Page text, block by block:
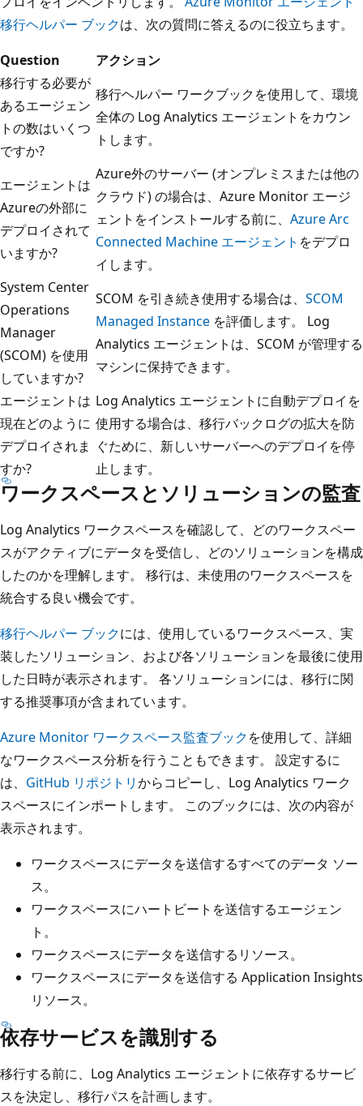
移行ヘルパー ブックは、次の質問に答えるのに役立ちます。
Question
アクション
移行する必要が
あるエージェン
トの数はいくつ
ですか?
移行ヘルパー ワークブックを使用して、環境
全体の Log Analytics エージェントをカウン
トします。
エージェントは
Azureの外部に
デプロイされて
いますか?
Azure外のサーバー (オンプレミスまたは他の
クラウド) の場合は、Azure Monitor エージ
ェントをインストールする前に、 Azure Arc
Connected Machine エージェント をデプロ
イします。
System Center
Operations
Manager
(SCOM) を使用
していますか?
SCOM を引き続き使用する場合は、 SCOM
Managed Instance を評価します。 Log
Analytics エージェントは、SCOM が管理する
マシンに保持できます。
エージェントは
現在どのように
デプロイされま
すか?
Log Analytics エージェントに自動デプロイを
使用する場合は、移行バックログの拡大を防
ぐために、新しいサーバーへのデプロイを停
止します。
ワークスペースとソリューションの監査
Log Analytics ワークスペースを確認して、どのワークスペー
スがアクティブにデータを受信し、どのソリューションを構成
したのかを理解します。 移行は、未使用のワークスペースを
統合する良い機会です。
移行ヘルパー ブックには、使用しているワークスペース、実
装したソリューション、および各ソリューションを最後に使用
した日時が表示されます。 各ソリューションには、移行に関
する推奨事項が含まれています。
Azure Monitor ワークスペース監査ブックを使用して、詳細
なワークスペース分析を行うこともできます。 設定するに
は、 GitHub リポジトリからコピーし、Log Analytics ワーク
スペースにインポートします。 このブックには、次の内容が
表示されます。
ワークスペースにデータを送信するすべてのデータ ソー
ス。
ワークスペースにハートビートを送信するエージェン
ト。
ワークスペースにデータを送信するリソース。
ワークスペースにデータを送信する Application Insights
リソース。
依存サービスを識別する
移行する前に、Log Analytics エージェントに依存するサービ
スを決定し、移行パスを計画します。